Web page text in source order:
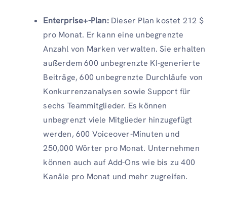
Enterprise+-Plan:Dieser Plan kostet 212 $
pro Monat. Er kann eine unbegrenzte
Anzahl von Marken verwalten. Sie erhalten
außerdem 600 unbegrenzte KI-generierte
Beiträge, 600 unbegrenzte Durchläufe von
Konkurrenzanalysen sowie Support für
sechs Teammitglieder. Es können
unbegrenzt viele Mitglieder hinzugefügt
werden, 600 Voiceover-Minuten und
250,000 Wörter pro Monat. Unternehmen
können auch auf Add-Ons wie bis zu 400
Kanäle pro Monat und mehr zugreifen.